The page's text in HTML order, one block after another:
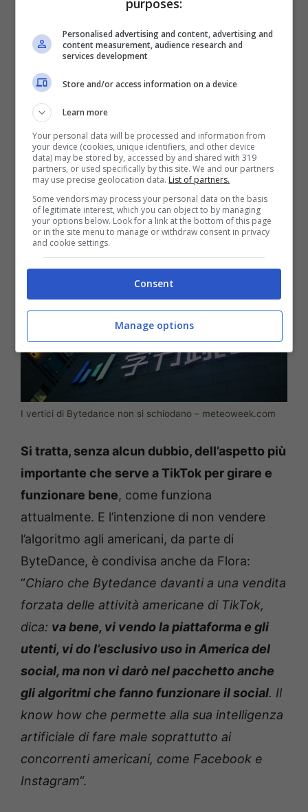
I vertici di Bytedance non si schiodano – meteoweek.com
Si tratta, senza alcun dubbio, dell’aspetto più
importante che serve a TikTok per girare e
funzionare bene, come funziona
attualmente. E l’intenzione di non vendere
l’algoritmo agli americani, da parte di
ByteDance, è condivisa anche da Flora:
“Chiaro che Bytedance davanti a una vendita
forzata delle attività americane di TikTok,
dica: va bene, vi vendo la piattaforma e gli
utenti, vi do l’esclusivo uso in America del
social, ma non vi darò nel pacchetto anche
gli algoritmi che fanno funzionare il social. Il
know how che permette alla sua intelligenza
artificiale di fare male soprattutto ai
concorrenti americani, come Facebook e
Instagram“.
purposes:
Personalised advertising and content, advertising and
content measurement, audience research and
services development
Store and/or access information on a device
Learn more
Your personal data will be processed and information from
your device (cookies, unique identifiers, and other device
data) may be stored by, accessed by and shared with 319
partners, or used specifically by this site. We and our partners
may use precise geolocation data. List of partners.
Some vendors may process your personal data on the basis
of legitimate interest, which you can object to by managing
your options below. Look for a link at the bottom of this page
or in the site menu to manage or withdraw consent in privacy
and cookie settings.
Consent
Manage options